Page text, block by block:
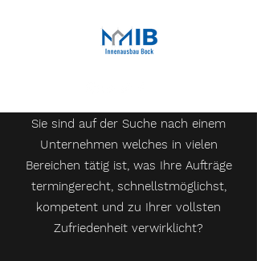
Sie sind auf der Suche nach einem
Unternehmen welches in vielen
Bereichen tätig ist, was Ihre Aufträge
termingerecht, schnellstmöglichst,
kompetent und zu Ihrer vollsten
Zufriedenheit verwirklicht?